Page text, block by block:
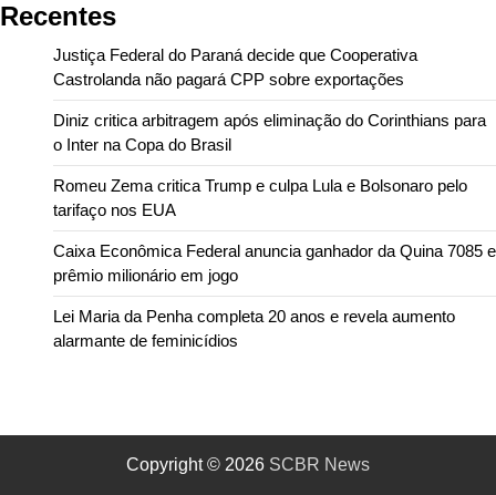
Recentes
Justiça Federal do Paraná decide que Cooperativa
Castrolanda não pagará CPP sobre exportações
Diniz critica arbitragem após eliminação do Corinthians para
o Inter na Copa do Brasil
Romeu Zema critica Trump e culpa Lula e Bolsonaro pelo
tarifaço nos EUA
Caixa Econômica Federal anuncia ganhador da Quina 7085 e
prêmio milionário em jogo
Lei Maria da Penha completa 20 anos e revela aumento
alarmante de feminicídios
Copyright © 2026 SCBR News